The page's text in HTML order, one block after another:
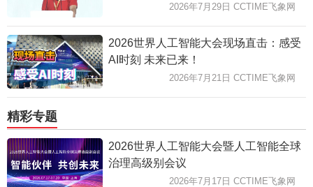
2026年7月29日 CCTIME飞象网
2026世界人工智能大会现场直击：感受
AI时刻 未来已来！
2026年7月21日 CCTIME飞象网
精彩专题
2026世界人工智能大会暨人工智能全球
治理高级别会议
2026年7月17日 CCTIME飞象网